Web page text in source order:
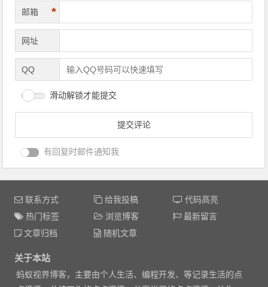
邮箱 *
网址
QQ
滑动解锁才能提交
有回复时邮件通知我
联系方式 给我投稿
代码高亮
热门标签
浏览博客
最新留言
文章归档
随机文章
关于本站
蚂蚁视界博客，主要由个人生活、编程开发、等记录生活的点